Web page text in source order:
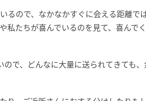
るので、なかなかすぐに会える距離で
私たちが喜んでいるのを見て、喜んで
で、どんなに大量に送られてきても